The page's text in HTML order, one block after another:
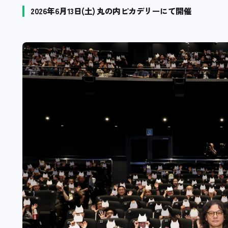
2026年6月13日(土) 丸の内ピカデリーにて開催